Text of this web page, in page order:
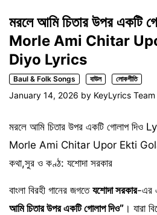
মরলে আমি চিতার উপর একটি
Morle Ami Chitar
Diyo Lyrics
Baul & Folk Songs বাউল লোকগীতি
January 14, 2026 by KeyLyrics Team
মরলে আমি চিতার উপর একটি গোলাপ দিও
Morle Ami Chitar Upor Ekti
কথা,সুর ও কণ্ঠ: যশোদা সরকার
বাংলা বিরহী গানের জগতে যশোদা সরকার-এর
আমি চিতার উপর একটি গোলাপ দিও” । যারা